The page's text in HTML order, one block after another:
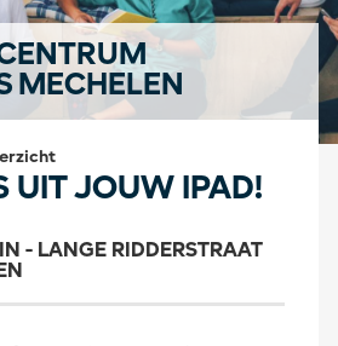
MECHELEN
UIT JOUW IPAD!
- LANGE RIDDERSTRAAT